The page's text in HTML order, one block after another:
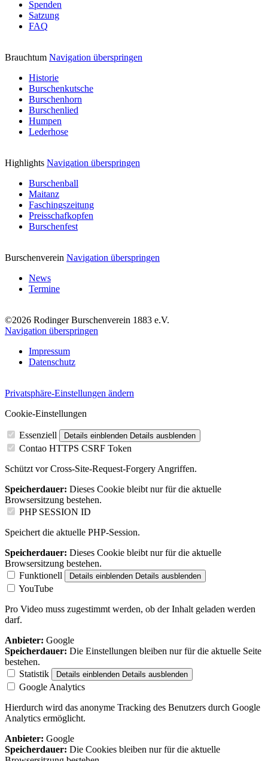
Spenden
Satzung
FAQ
Brauchtum Navigation überspringen
Historie
Burschenkutsche
Burschenhorn
Burschenlied
Humpen
Lederhose
Highlights Navigation überspringen
Burschenball
Maitanz
Faschingszeitung
Preisschafkopfen
Burschenfest
Burschenverein Navigation überspringen
News
Termine
©2026 Rodinger Burschenverein 1883 e.V.
Navigation überspringen
Impressum
Datenschutz
Privatsphäre-Einstellungen ändern
Cookie-Einstellungen
Essenziell Details einblenden Details ausblenden
Contao HTTPS CSRF Token
Schützt vor Cross-Site-Request-Forgery Angriffen.
Speicherdauer: Dieses Cookie bleibt nur für die aktuelle
Browsersitzung bestehen.
PHP SESSION ID
Speichert die aktuelle PHP-Session.
Speicherdauer: Dieses Cookie bleibt nur für die aktuelle
Browsersitzung bestehen.
Funktionell
Details einblenden Details ausblenden
YouTube
Pro Video muss zugestimmt werden, ob der Inhalt geladen werden
darf.
Anbieter: Google
Speicherdauer: Die Einstellungen bleiben nur für die aktuelle Seite
bestehen.
Statistik
Details einblenden Details ausblenden
Google Analytics
Hierdurch wird das anonyme Tracking des Benutzers durch Google
Analytics ermöglicht.
Anbieter: Google
Speicherdauer: Die Cookies bleiben nur für die aktuelle